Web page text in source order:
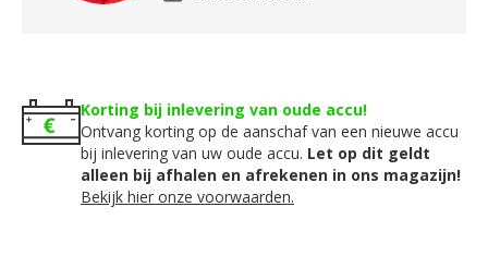
Korting bij inlevering van oude accu!
Ontvang korting op de aanschaf van een nieuwe accu
bij inlevering van uw oude accu. Let op dit geldt
alleen bij afhalen en afrekenen in ons magazijn!
Bekijk hier onze voorwaarden.